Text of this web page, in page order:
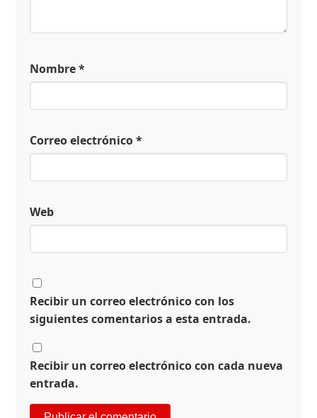
Nombre*
Correo electrónico*
Web
Recibir un correo electrónico con los
siguientes comentarios a esta entrada.
Recibir un correo electrónico con cada nueva
entrada.